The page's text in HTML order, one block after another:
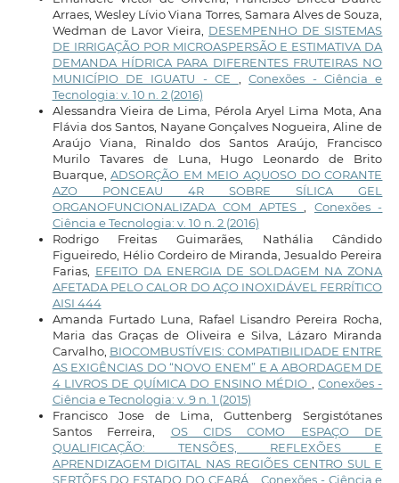
Arraes, Wesley Lívio Viana Torres, Samara Alves de Souza,
Wedman de Lavor Vieira, DESEMPENHO DE SISTEMAS
DE IRRIGAÇÃO POR MICROASPERSÃO E ESTIMATIVA DA
DEMANDA HÍDRICA PARA DIFERENTES FRUTEIRAS NO
MUNICÍPIO DE IGUATU - CE
,Conexões - Ciência e
Tecnologia: v. 10 n. 2 (2016)
Alessandra Vieira de Lima, Pérola Aryel Lima Mota, Ana
Flávia dos Santos, Nayane Gonçalves Nogueira, Aline de
Araújo Viana, Rinaldo dos Santos Araújo, Francisco
Murilo Tavares de Luna, Hugo Leonardo de Brito
Buarque,ADSORÇÃO EM MEIO AQUOSO DO CORANTE
AZO PONCEAU 4R SOBRE SÍLICA GEL
ORGANOFUNCIONALIZADA COM APTES
Conexões -
Ciência e Tecnologia: v. 10 n. 2 (2016)
Rodrigo Freitas Guimarães, Nathália Cândido
Figueiredo, Hélio Cordeiro de Miranda, Jesualdo Pereira
Farias, EFEITO DA ENERGIA DE SOLDAGEM NA ZONA
AFETADA PELO CALOR DO AÇO INOXIDÁVEL FERRÍTICO
AISI 444
Amanda Furtado Luna, Rafael Lisandro Pereira Rocha,
Maria das Graças de Oliveira e Silva, Lázaro Miranda
Carvalho, BIOCOMBUSTÍVEIS: COMPATIBILIDADE ENTRE
AS EXIGÊNCIAS DO “NOVO ENEM” E A ABORDAGEM DE
4 LIVROS DE QUÍMICA DO ENSINO MÉDIO
,Conexões -
Ciência e Tecnologia: v. 9 n. 1 (2015)
Francisco Jose de Lima, Guttenberg Sergistótanes
Santos Ferreira, OS CIDS COMO ESPAÇO DE
QUALIFICAÇÃO: TENSÕES, REFLEXÕES E
APRENDIZAGEM DIGITAL NAS REGIÕES CENTRO SUL E
SERTÕES DO ESTADO DO CEARÁ.
Conexões - Ciência e